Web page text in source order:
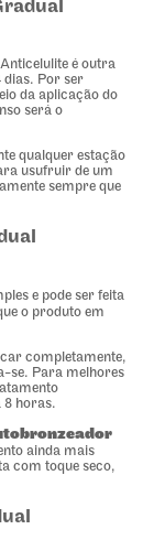
é outra
dias. Por ser
da aplicação do
será o
qualquer estação
usufruir de um
sempre que
e pode ser feita
o produto em
completamente,
se. Para melhores
8 horas.
ainda mais
com toque seco,